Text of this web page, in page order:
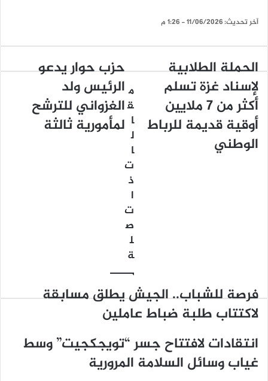
آخر تحديث: 11/06/2026 - 1:26 م
الحملة الطلابية
لإسناد غزة تسلم
أكثر من 7 ملايين
أوقية قديمة للرباط
الوطني
حزب حوار يدعو
الرئيس ولد
الغزواني للترشح
لمأمورية ثالثة
م
ق
ا
ل
ا
ت
ذ
ا
ت
ص
ل
ة
فرصة للشباب.. الجيش يطلق مسابقة
لاكتتاب طلبة ضباط عاملين
انتقادات لافتتاح جسر “تويجكجيت” وسط
غياب وسائل السلامة المرورية